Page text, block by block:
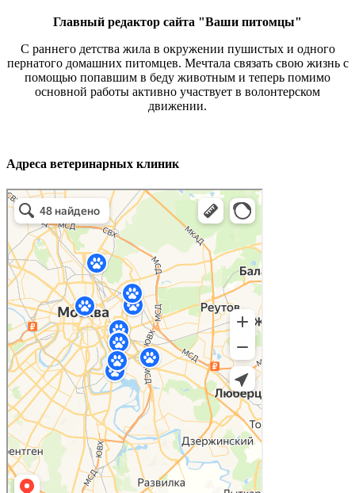
Главный редактор сайта "Ваши питомцы"
С раннего детства жила в окружении пушистых и одного
пернатого домашних питомцев. Мечтала связать свою жизнь с
помощью попавшим в беду животным и теперь помимо
основной работы активно участвует в волонтерском
движении.
Адреса ветеринарных клиник